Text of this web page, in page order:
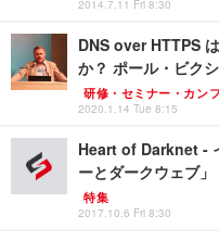
2014.7.11 Fri 8:30
DNS over HTTPS
か？ ポール・ビク
研修・セミナー・カン
2020.1.14 Tue 8:15
Heart of Darknet -
ーとダークウェブ」
特集
2017.10.6 Fri 8:30